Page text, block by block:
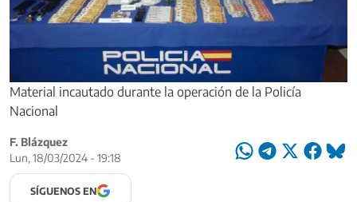
Material incautado durante la operación de la Policía
Nacional
F. Blázquez
Lun, 18/03/2024 - 19:18
SÍGUENOS EN